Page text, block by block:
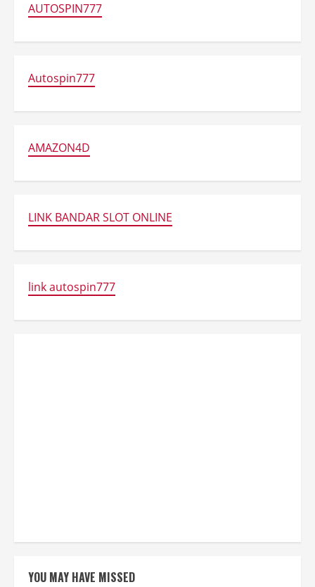
AUTOSPIN777
Autospin777
AMAZON4D
LINK BANDAR SLOT ONLINE
link autospin777
YOU MAY HAVE MISSED